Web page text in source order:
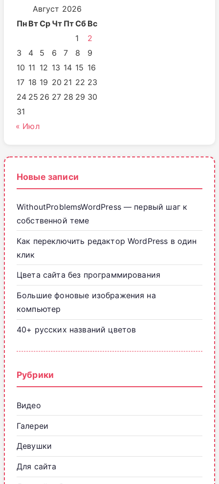
Август 2026
Пн ВтСр Чт ПтСб Вс
1
2
3
4 5 6 7 8
9
10 11 12 13 14 15 16
17 18 19 20 21 22 23
24 25 26 27 28 29 30
31
« Июл
Новые записи
WithoutProblemsWordPress — первый шаг к
собственной теме
Как переключить редактор WordPress в один
клик
Цвета сайта без программирования
Большие фоновые изображения на
компьютер
40+ русских названий цветов
Рубрики
Видео
Галереи
Девушки
Для сайта